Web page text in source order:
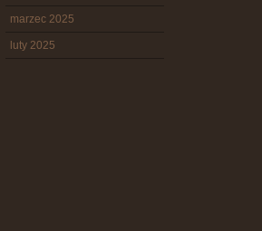
marzec 2025
luty 2025